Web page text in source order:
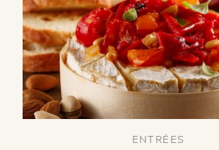
ENTRÉES